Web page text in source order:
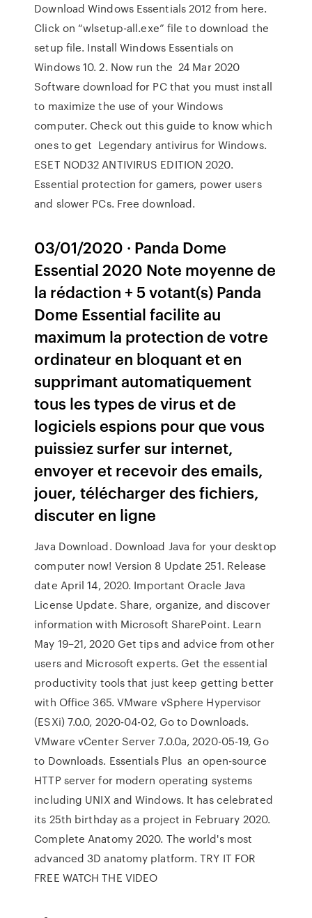
Download Windows Essentials 2012 from here.
Click on “wlsetup-all.exe” file to download the
setup file. Install Windows Essentials on
Windows 10. 2. Now run the 24 Mar 2020
Software download for PC that you must install
to maximize the use of your Windows
computer. Check out this guide to know which
ones to get Legendary antivirus for Windows.
ESET NOD32 ANTIVIRUS EDITION 2020.
Essential protection for gamers, power users
and slower PCs. Free download.
03/01/2020 · Panda Dome
Essential 2020 Note moyenne de
la rédaction + 5 votant(s) Panda
Dome Essential facilite au
maximum la protection de votre
ordinateur en bloquant et en
supprimant automatiquement
tous les types de virus et de
logiciels espions pour que vous
puissiez surfer sur internet,
envoyer et recevoir des emails,
jouer, télécharger des fichiers,
discuter en ligne
Java Download. Download Java for your desktop
computer now! Version 8 Update 251. Release
date April 14, 2020. Important Oracle Java
License Update. Share, organize, and discover
information with Microsoft SharePoint. Learn
May 19–21, 2020 Get tips and advice from other
users and Microsoft experts. Get the essential
productivity tools that just keep getting better
with Office 365. VMware vSphere Hypervisor
(ESXi) 7.0.0, 2020-04-02, Go to Downloads.
VMware vCenter Server 7.0.0a, 2020-05-19, Go
to Downloads. Essentials Plus an open-source
HTTP server for modern operating systems
including UNIX and Windows. It has celebrated
its 25th birthday as a project in February 2020.
Complete Anatomy 2020. The world's most
advanced 3D anatomy platform. TRY IT FOR
FREE WATCH THE VIDEO